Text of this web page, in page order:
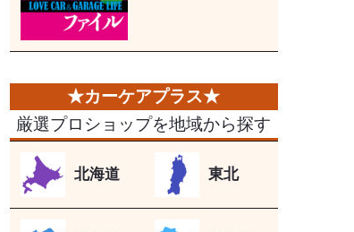
厳選プロショップを地域から探す
北海道 東北